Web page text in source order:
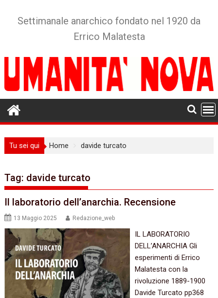
Settimanale anarchico fondato nel 1920 da
Errico Malatesta
Tu sei qui Home davide turcato
Tag: davide turcato
Il laboratorio dell’anarchia. Recensione
13 Maggio 2025 Redazione_web
IL LABORATORIO
DELL’ANARCHIA Gli
esperimenti di Errico
Malatesta con la
rivoluzione 1889-1900
Davide Turcato pp368